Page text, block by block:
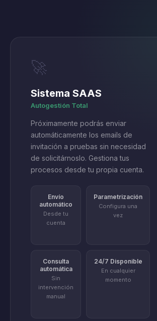
🚀
Sistema SAAS
Autogestión Total
Próximamente podrás enviar
automáticamente los emails de
invitación a pruebas sin necesidad
de solicitárnoslo. Gestiona tus
procesos desde tu propia cuenta.
Envío
automático
Desde tu
cuenta
Parametrización
Configura una
vez
Consulta
automática
Sin
intervención
manual
24/7 Disponible
En cualquier
momento